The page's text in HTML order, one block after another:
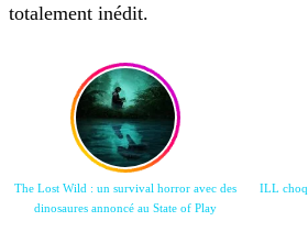
totalement inédit.
The Lost Wild : un survival horror avec des
dinosaures annoncé au State of Play
ILL